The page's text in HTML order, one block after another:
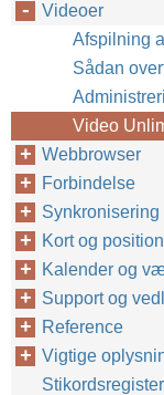
Videoer
Afspilning
Sådan
Video
Webbrowser
Forbindelse
Synkronisering
Kort og
Kalender og
Support og
Reference
Vigtige
Stikordsregister